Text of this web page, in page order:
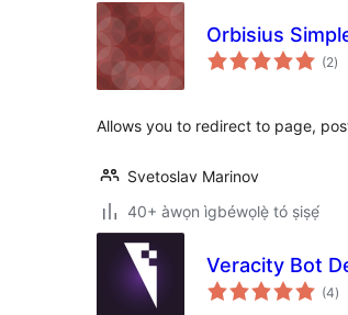
Orbisius
(2)
Allows you to redirect to page,
Svetoslav Marinov
40+ àwọn ìgbéwọlẹ̀ tó ṣiṣẹ́
Veracity Bot
(4)